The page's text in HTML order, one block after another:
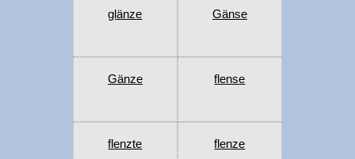
glänze Gänse
Gänze flense
flenzte flenze